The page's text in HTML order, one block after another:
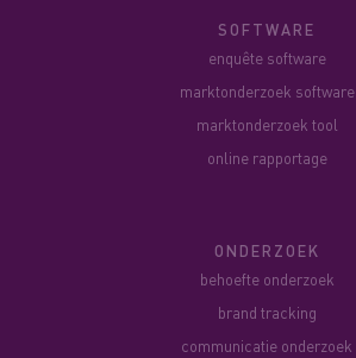
SOFTWARE
enquête software
marktonderzoek software
marktonderzoek tool
online rapportage
ONDERZOEK
behoefte onderzoek
brand tracking
communicatie onderzoek